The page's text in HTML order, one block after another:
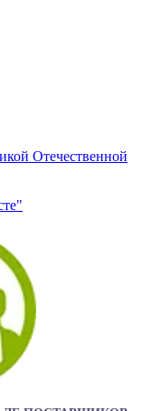
Отечественной